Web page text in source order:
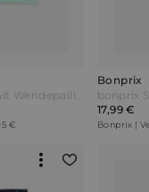
bonprix T-Shirt mit Wendepailletten aus reiner Bio-Baumwolle Grün
€
Bonprix
17,99 €
Bonprix |